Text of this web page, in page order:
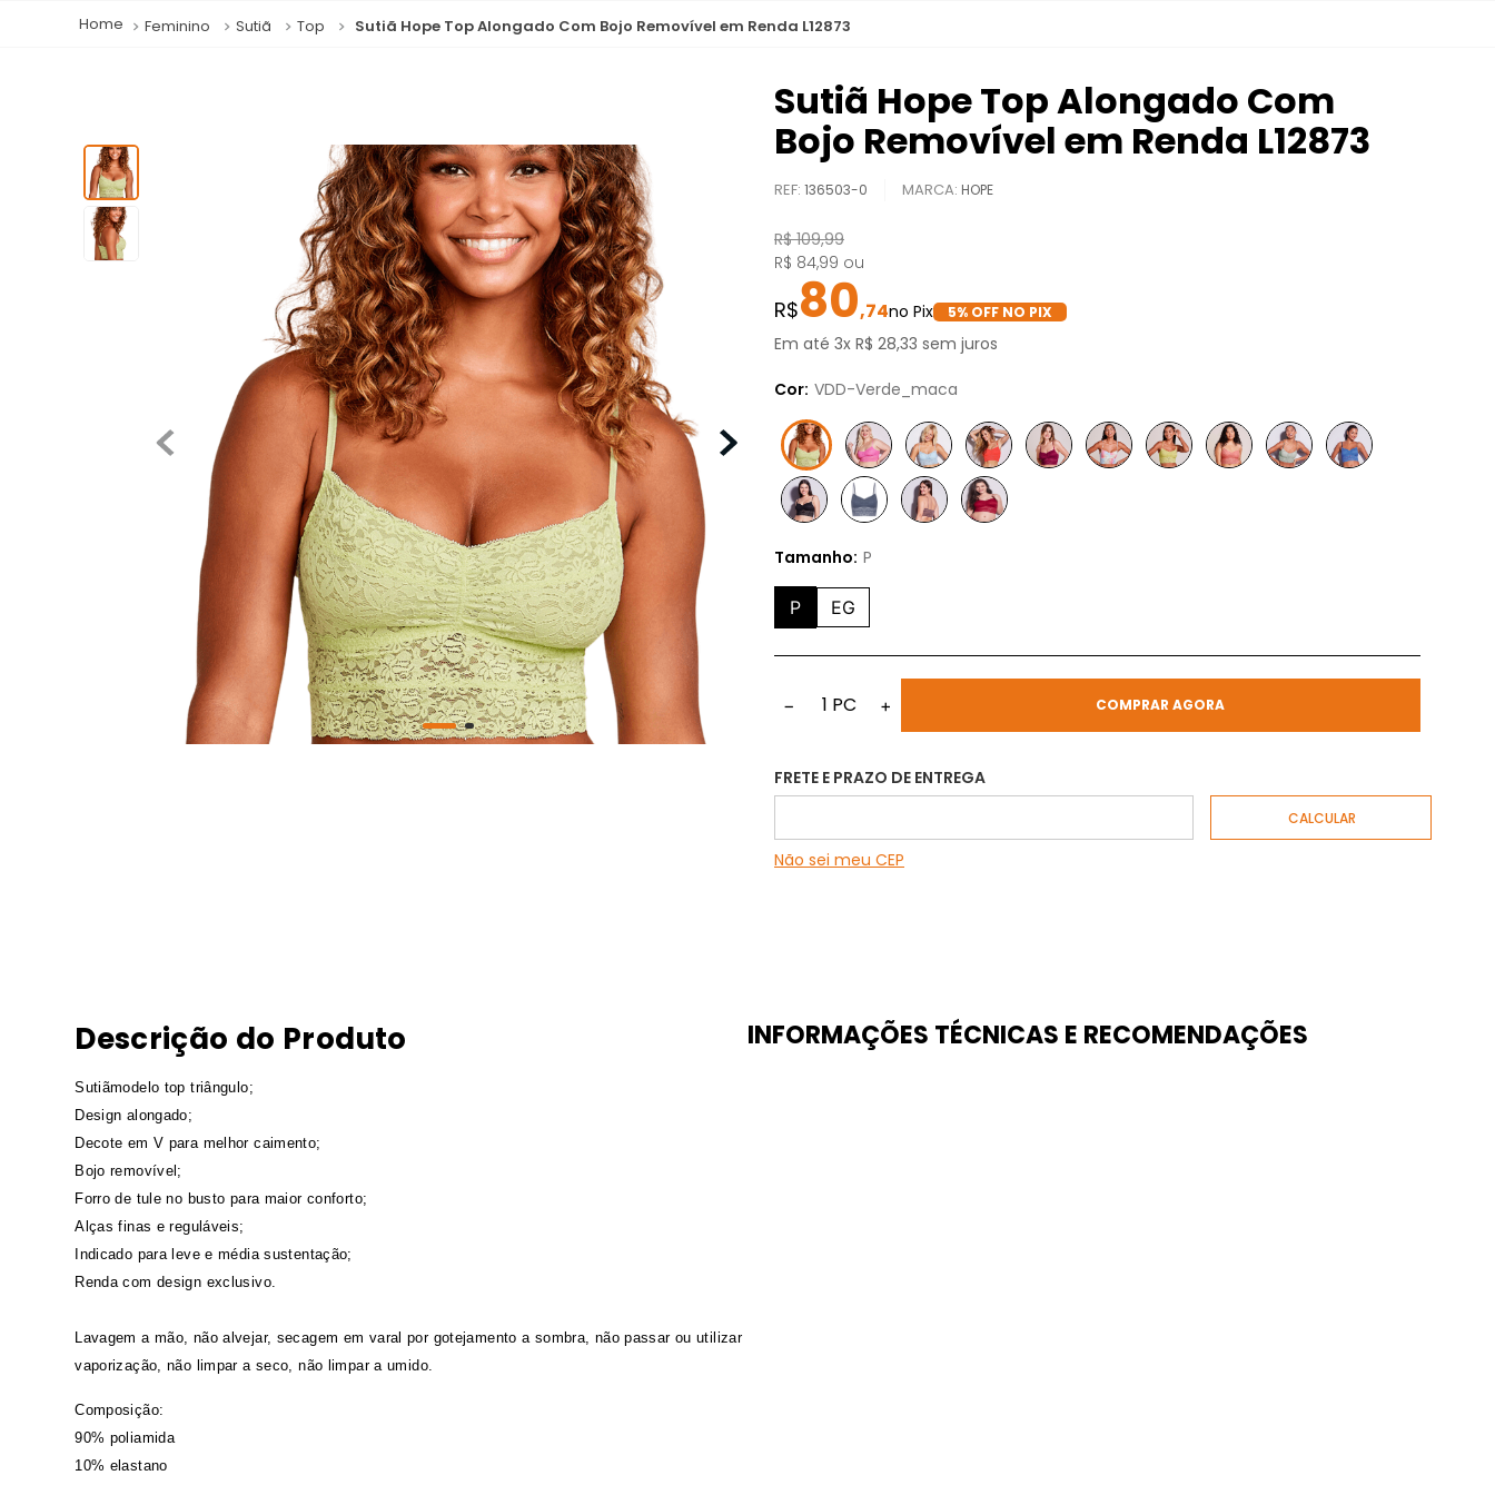
Feminino Sutiã Top Sutiã Hope Top Alongado Com Bojo Removível em Renda L12873
Sutiã Hope Top Alongado Com
Bojo Removível em Renda L12873
REF: 136503-0 HOPE
R$ 109,99
R$ 84,99 ou
80,74 5% OFF NO PIX
Em até 3x R$ 28,33 sem juros
Cor: VDD-Verde_maca
Tamanho: P
P EG
− 1 PC + COMPRAR AGORA
FRETE E PRAZO DE ENTREGA
Não sei meu CEP
Descrição do Produto
Sutiãmodelo top triângulo;
Design alongado;
Decote em V para melhor caimento;
Bojo removível;
Forro de tule no busto para maior conforto;
Alças finas e reguláveis;
Indicado para leve e média sustentação;
Renda com design exclusivo.
Lavagem a mão, não alvejar, secagem em varal por gotejamento a sombra, não passar ou utilizar
vaporização, não limpar a seco, não limpar a umido.
Composição:
90% poliamida
10% elastano
INFORMAÇÕES TÉCNICAS E RECOMENDAÇÕES